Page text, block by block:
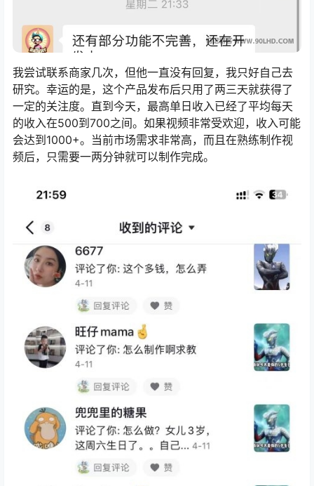
我尝试联系商家几次，但他一直没有回复，我只好自己去
研究。幸运的是，这个产品发布后只用了两三天就获得了
一定的关注度。直到今天，最高单日收入已经了平均每天
的收入在500到700之间。如果视频非常受欢迎，收入可能
会达到1000+。当前市场需求非常高，而且在熟练制作视
频后，只需要一两分钟就可以制作完成。